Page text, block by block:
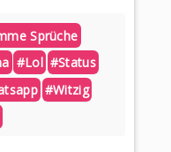
Sprüche
#lol #status
#witzig